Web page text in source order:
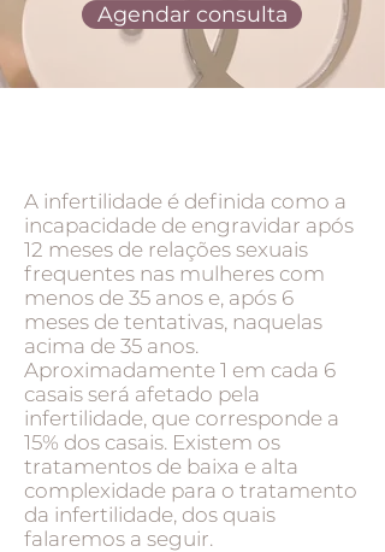
Agendar consulta
A infertilidade é definida como a
incapacidade de engravidar após
12 meses de relações sexuais
frequentes nas mulheres com
menos de 35 anos e, após 6
meses de tentativas, naquelas
acima de 35 anos.
Aproximadamente 1 em cada 6
casais será afetado pela
infertilidade, que corresponde a
15% dos casais. Existem os
tratamentos de baixa e alta
complexidade para o tratamento
da infertilidade, dos quais
falaremos a seguir.